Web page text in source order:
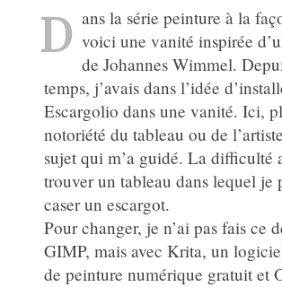
D ans la série peinture à la
voici une vanité inspirée
de Johannes Wimmel.
temps, j’avais dans l’idée
Escargolio dans une vanité. Ici,
notoriété du tableau ou de
sujet qui m’a guidé. La difficulté
trouver un tableau dans lequel je
caser un escargot.
Pour changer, je n’ai pas fais ce
GIMP, mais avec Krita, un
de peinture numérique gratuit et